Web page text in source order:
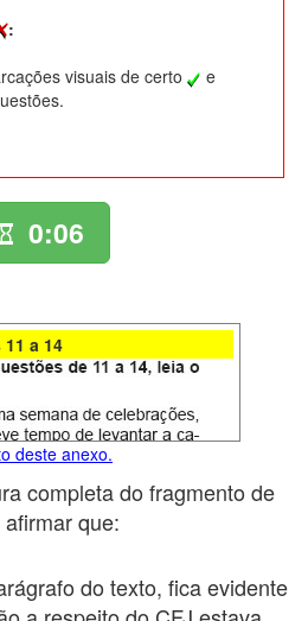
:
visuais de certo
e
0:06
a 14
deste anexo.
completa do fragmento de
que:
do texto, fica evidente